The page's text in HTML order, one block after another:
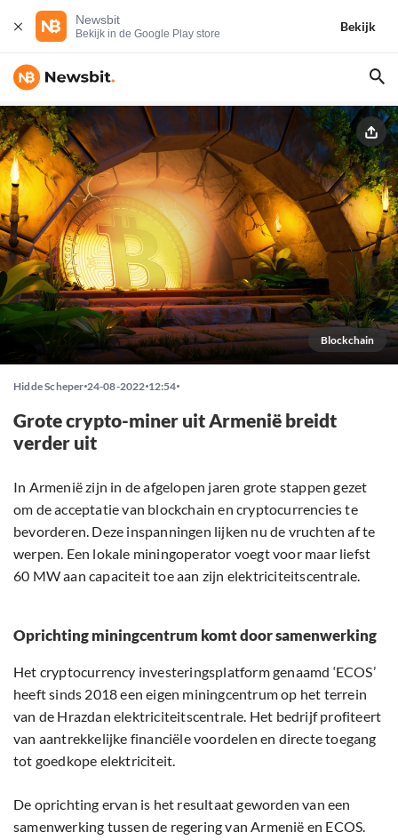
Newsbit
Bekijk in de Google Play store
Bekijk
Blockchain
Hidde Scheper 24-08-2022 12:54
Grote crypto-miner uit Armenië breidt
verder uit
In Armenië zijn in de afgelopen jaren grote stappen gezet
om de acceptatie van blockchain en cryptocurrencies te
bevorderen. Deze inspanningen lijken nu de vruchten af te
werpen. Een lokale miningoperator voegt voor maar liefst
60 MW aan capaciteit toe aan zijn elektriciteitscentrale.
Oprichting miningcentrum komt door samenwerking
Het cryptocurrency investeringsplatform genaamd ‘ECOS’
heeft sinds 2018 een eigen miningcentrum op het terrein
van de Hrazdan elektriciteitscentrale. Het bedrijf profiteert
van aantrekkelijke financiële voordelen en directe toegang
tot goedkope elektriciteit.
De oprichting ervan is het resultaat geworden van een
samenwerking tussen de regering van Armenië en ECOS.